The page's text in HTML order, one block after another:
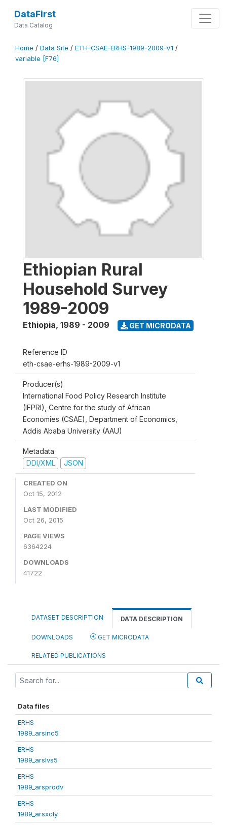
DataFirst
Data Catalog
Home / Data Site / ETH-CSAE-ERHS-1989-2009-V1 /
variable [F76]
Ethiopian Rural
Household Survey
1989-2009
Ethiopia, 1989 - 2009 GET MICRODATA
Reference ID
eth-csae-erhs-1989-2009-v1
Producer(s)
International Food Policy Research Institute
(IFPRI), Centre for the study of African
Economies (CSAE), Department of Economics,
Addis Ababa University (AAU)
Metadata
DDI/XML
JSON
CREATED ON
Oct 15, 2012
LAST MODIFIED
Oct 26, 2015
PAGE VIEWS
6364224
DOWNLOADS
41722
DATASET DESCRIPTION DATA DESCRIPTION
DOWNLOADS GET MICRODATA
RELATED PUBLICATIONS
Data files
ERHS
1989_arsinc5
ERHS
1989_arslvs5
ERHS
1989_arsprodv
ERHS
1989_arsxcly